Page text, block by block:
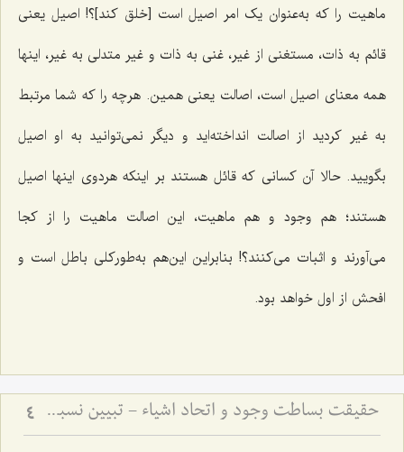
ماهیت را که به‌عنوان یک امر اصیل است [خلق کند]؟! اصیل یعنى
قائم به ذات، مستغنى از غیر، غنى به ذات و غیر متدلى به غیر، اینها
همه معناى اصیل است، اصالت یعنى همین. هرچه را که شما مرتبط
به غیر کردید از اصالت انداخته‌اید و دیگر نمى‌توانید به او اصیل
بگویید. حالا آن کسانى که قائل هستند بر اینکه هردوى اینها اصیل
هستند؛ هم وجود و هم ماهیت، این اصالت ماهیت را از کجا
مى‌آورند و اثبات مى‌کنند؟! بنابراین این‌هم به‌طورکلی باطل است و
افحش از اول خواهد بود.
حقیقت بساطت وجود و اتحاد اشیاء - تبیین نسبت میان قیود ماهوی و وحدت حقیقت هستی 4